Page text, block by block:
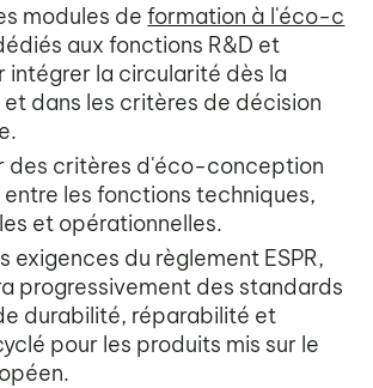
modules deformation à l'éco-c
aux fonctions R&D et
intégrer la circularité dès la
dans les critères de décision
des critères d'éco-conception
entre les fonctions techniques,
et opérationnelles.
exigences du règlement ESPR,
progressivement des standards
durabilité, réparabilité et
pour les produits mis sur le